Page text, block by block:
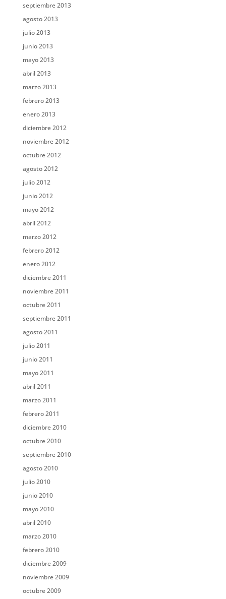
septiembre 2013
agosto 2013
julio 2013
junio 2013
mayo 2013
abril 2013
marzo 2013
febrero 2013
enero 2013
diciembre 2012
noviembre 2012
octubre 2012
agosto 2012
julio 2012
junio 2012
mayo 2012
abril 2012
marzo 2012
febrero 2012
enero 2012
diciembre 2011
noviembre 2011
octubre 2011
septiembre 2011
agosto 2011
julio 2011
junio 2011
mayo 2011
abril 2011
marzo 2011
febrero 2011
diciembre 2010
octubre 2010
septiembre 2010
agosto 2010
julio 2010
junio 2010
mayo 2010
abril 2010
marzo 2010
febrero 2010
diciembre 2009
noviembre 2009
octubre 2009